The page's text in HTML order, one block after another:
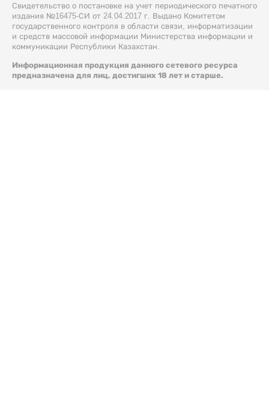
Свидетельство о постановке на учет периодического печатного
издания №16475-СИ от 24.04.2017 г. Выдано Комитетом
государственного контроля в области связи, информатизации
и средств массовой информации Министерства информации и
коммуникации Республики Казахстан.
Информационная продукция данного сетевого ресурса
предназначена для лиц, достигших 18 лет и старше.